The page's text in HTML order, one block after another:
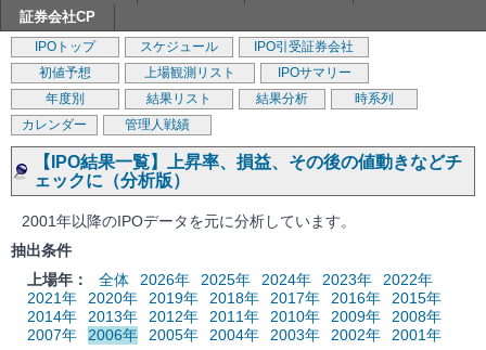
証券会社CP
IPOトップ スケジュール
IPO引受証券会社
初値予想
上場観測リスト
IPOサマリー
年度別
結果リスト 結果分析
時系列
カレンダー
管理人戦績
【IPO結果一覧】上昇率、損益、その後の値動きなどチ
ェックに（分析版）
2001年以降のIPOデータを元に分析しています。
抽出条件
上場年：
全体 2026年 2025年 2024年 2023年
2022年
2021年
2020年 2019年 2018年 2017年 2016年
2015年
2014年
2013年 2012年 2011年 2010年 2009年
2008年
2007年
2006年 2005年 2004年 2003年 2002年
2001年